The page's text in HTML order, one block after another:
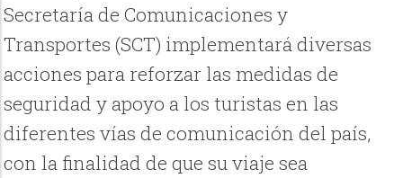
Secretaría de Comunicaciones y
Transportes (SCT) implementará diversas
acciones para reforzar las medidas de
seguridad y apoyo a los turistas en las
diferentes vías de comunicación del país,
con la finalidad de que su viaje sea